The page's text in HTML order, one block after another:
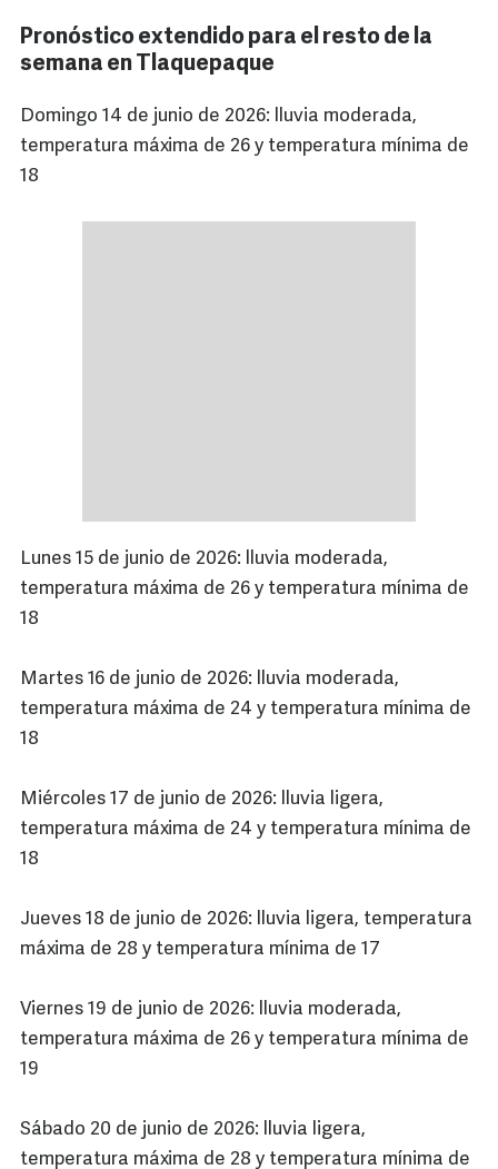
Pronóstico extendido para el resto de la
semana en Tlaquepaque
Domingo 14 de junio de 2026: lluvia moderada,
temperatura máxima de 26 y temperatura mínima de
18
Lunes 15 de junio de 2026: lluvia moderada,
temperatura máxima de 26 y temperatura mínima de
18
Martes 16 de junio de 2026: lluvia moderada,
temperatura máxima de 24 y temperatura mínima de
18
Miércoles 17 de junio de 2026: lluvia ligera,
temperatura máxima de 24 y temperatura mínima de
18
Jueves 18 de junio de 2026: lluvia ligera, temperatura
máxima de 28 y temperatura mínima de 17
Viernes 19 de junio de 2026: lluvia moderada,
temperatura máxima de 26 y temperatura mínima de
19
Sábado 20 de junio de 2026: lluvia ligera,
temperatura máxima de 28 y temperatura mínima de